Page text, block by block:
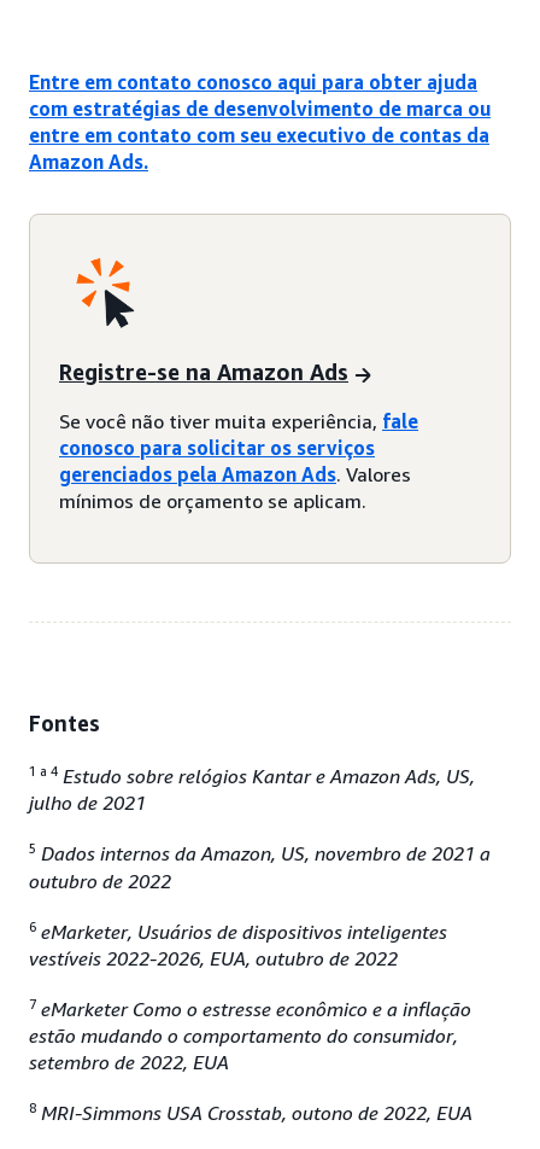
Entre em contato conosco aqui para obter ajuda
com estratégias de desenvolvimento de marca ou
entre em contato com seu executivo de contas da
Amazon Ads.
Registre-se na Amazon Ads
Se você não tiver muita experiência, fale
conosco para solicitar os serviços
gerenciados pela Amazon Ads. Valores
mínimos de orçamento se aplicam.
Fontes
1 a 4 Estudo sobre relógios Kantar e Amazon Ads, US,
julho de 2021
5 Dados internos da Amazon, US, novembro de 2021 a
outubro de 2022
6 eMarketer, Usuários de dispositivos inteligentes
vestíveis 2022-2026, EUA, outubro de 2022
7 eMarketer Como o estresse econômico e a inflação
estão mudando o comportamento do consumidor,
setembro de 2022, EUA
8 MRI-Simmons USA Crosstab, outono de 2022, EUA